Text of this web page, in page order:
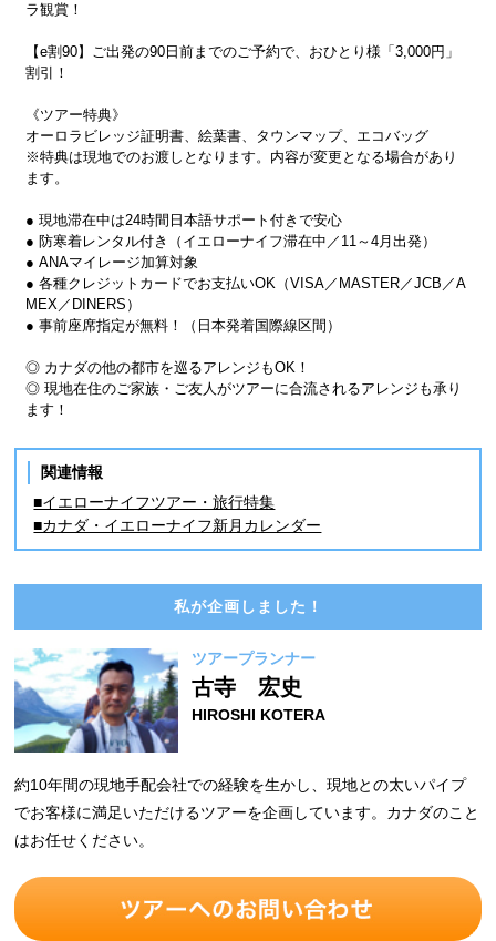
ラ観賞！
【e割90】ご出発の90日前までのご予約で、おひとり様「3,000円」
割引！
《ツアー特典》
オーロラビレッジ証明書、絵葉書、タウンマップ、エコバッグ
※特典は現地でのお渡しとなります。内容が変更となる場合があり
ます。
● 現地滞在中は24時間日本語サポート付きで安心
● 防寒着レンタル付き（イエローナイフ滞在中／11～4月出発）
● ANAマイレージ加算対象
● 各種クレジットカードでお支払いOK（VISA／MASTER／JCB／A
MEX／DINERS）
● 事前座席指定が無料！（日本発着国際線区間）
◎ カナダの他の都市を巡るアレンジもOK！
◎ 現地在住のご家族・ご友人がツアーに合流されるアレンジも承り
ます！
関連情報
■イエローナイフツアー・旅行特集
■カナダ・イエローナイフ新月カレンダー
私が企画しました！
ツアープランナー
古寺 宏史
HIROSHI KOTERA
約10年間の現地手配会社での経験を生かし、現地との太いパイプ
でお客様に満足いただけるツアーを企画しています。カナダのこと
はお任せください。